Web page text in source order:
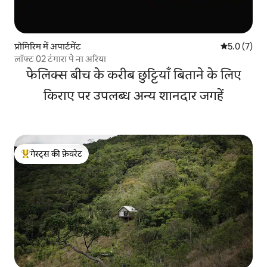
प्रोमिरिम में अपार्टमेंट औसत रेटिंग 5
5.0 (7)
लॉफ्ट 02 टंगारा पे ना अरिया
फेलिक्स बीच के करीब छुट्टियाँ बिताने के लिए
किराए पर उपलब्ध अन्य शानदार जगहें
गेस्ट्स का टॉप फ़ेवरेट
गेस्ट्स की फ़ेवरेट